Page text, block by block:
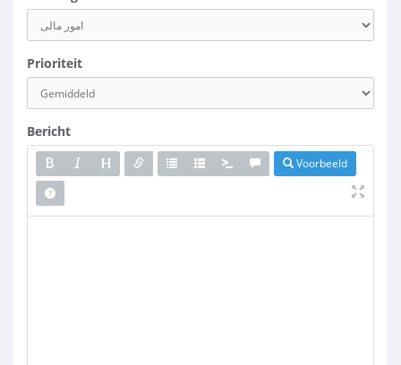
Prioriteit
Bericht
Voorbeeld